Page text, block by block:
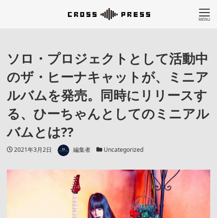
MENU
ソロ・プロジェクトとして活動中
のザ・ヒーナキャットが、ミニア
ルバムを発売。同時にリリースす
る、ひーちゃんとしてのミニアル
バムとは??
投稿日
2021年3月2日 著者 編集者 カテゴリー
Uncategorized